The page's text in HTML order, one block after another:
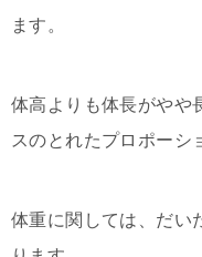
ます。
体高よりも体長がやや
スのとれたプロポーシ
体重に関しては、だい